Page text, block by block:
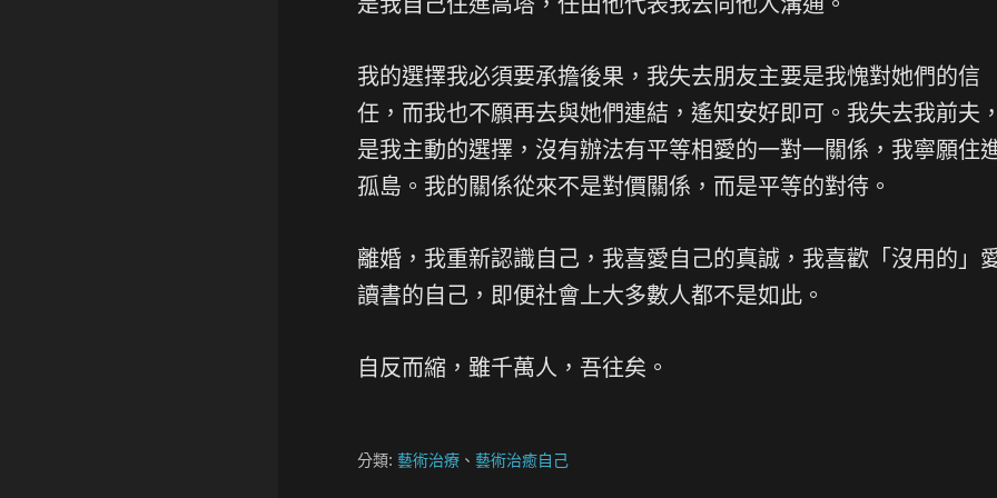
我的選擇我必須要承擔後果，我失去朋友主要是我愧對她們的信
任，而我也不願再去與她們連結，遙知安好即可。我失去我前夫，
是我主動的選擇，沒有辦法有平等相愛的一對一關係，我寧願住
孤島。我的關係從來不是對價關係，而是平等的對待。
離婚，我重新認識自己，我喜愛自己的真誠，我喜歡「沒用的」
讀書的自己，即便社會上大多數人都不是如此。
自反而縮，雖千萬人，吾往矣。
分類: 藝術治療 、 藝術治癒自己